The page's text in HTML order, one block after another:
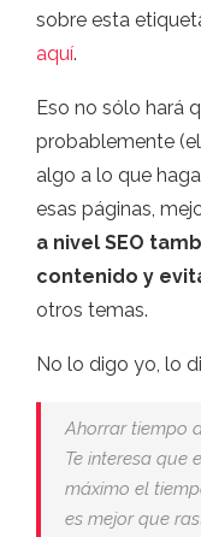
sobre esta
aquí.
Eso no sólo hará
probablemente (el
algo a lo que
esas páginas,
a nivel SEO
contenido y
otros temas.
No lo digo yo, lo
Ahorrar tiempo
Te interesa que
máximo el
es mejor que